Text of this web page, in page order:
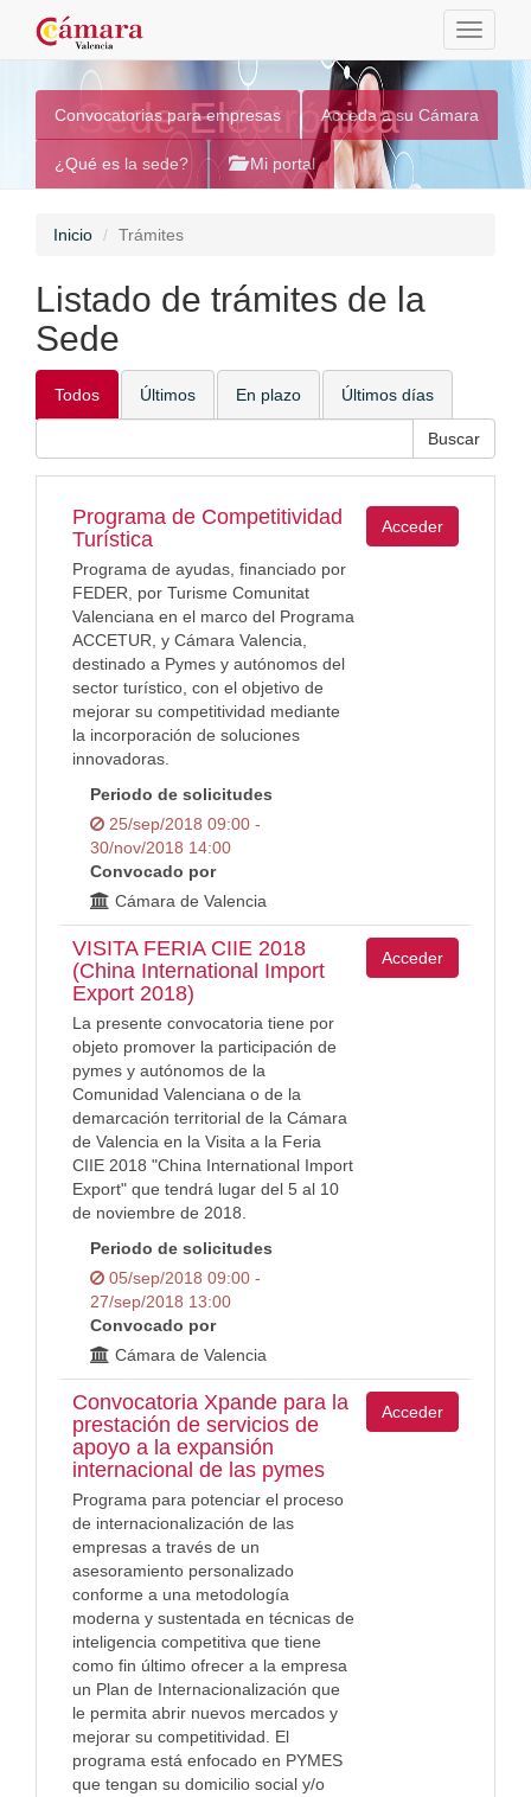
Toggle
Sede Electrónica
Convocatorias para empresas Acceda a su Cámara
¿Qué es la sede? Mi portal
Inicio Trámites
Listado de trámites de la
Sede
Todos Últimos En plazo Últimos días
Programa de Competitividad
Turística
Programa de ayudas, financiado por
FEDER, por Turisme Comunitat
Valenciana en el marco del Programa
ACCETUR, y Cámara Valencia,
destinado a Pymes y autónomos del
sector turístico, con el objetivo de
mejorar su competitividad mediante
la incorporación de soluciones
innovadoras.
Periodo de solicitudes
25/sep/2018 09:00 -
30/nov/2018 14:00
Convocado por
Cámara de Valencia
Acceder
VISITA FERIA CIIE 2018
(China International Import
Export 2018)
La presente convocatoria tiene por
objeto promover la participación de
pymes y autónomos de la
Comunidad Valenciana o de la
demarcación territorial de la Cámara
de Valencia en la Visita a la Feria
CIIE 2018 "China International Import
Export" que tendrá lugar del 5 al 10
de noviembre de 2018.
Periodo de solicitudes
05/sep/2018 09:00 -
27/sep/2018 13:00
Convocado por
Cámara de Valencia
Acceder
Convocatoria Xpande para la
prestación de servicios de
apoyo a la expansión
internacional de las pymes
Programa para potenciar el proceso
de internacionalización de las
empresas a través de un
asesoramiento personalizado
conforme a una metodología
moderna y sustentada en técnicas de
inteligencia competitiva que tiene
como fin último ofrecer a la empresa
un Plan de Internacionalización que
le permita abrir nuevos mercados y
mejorar su competitividad. El
programa está enfocado en PYMES
que tengan su domicilio social y/o
Acceder